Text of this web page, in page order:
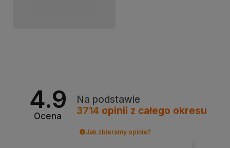
4.9
Ocena
Na podstawie
3714opinii z całego okresu
Jak zbieramy opinie?